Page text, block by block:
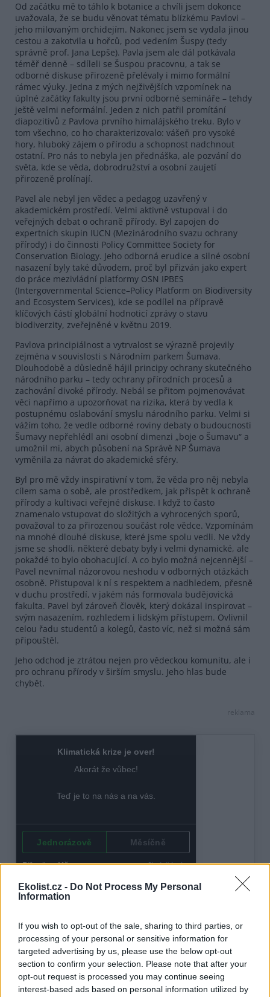
Ekolist.cz - Do Not Process My Personal
Information
If you wish to opt-out of the sale, sharing to third parties, or
processing of your personal or sensitive information for
targeted advertising by us, please use the below opt-out
section to confirm your selection. Please note that after your
opt-out request is processed you may continue seeing
interest-based ads based on personal information utilized by
Od začátku mě to táhlo k botanice a chvíli jsem dokonce
uvažovala, že se budu věnovat tématu blízkému Pavlovi –
jeho milovaným orchidejím. Nakonec jsem se vydala jinou
cestou a zakotvila u hořců, pod vedením Šuspy (tedy
správně prof. Jana Lepše). Pavla jsem ale dál potkávala
téměř denně – sdíleli se Šuspou pracovnu, a tak se
odborné diskuse přirozeně přelévaly i mimo formální
rámec výuky. Jedna z mých nejživějších vzpomínek na
úplné začátky fakulty jsou první odborné semináře – tehdy
ještě velmi neformální. Jeden z nich patřil promítání
diapozitivů z Pavlova prvního himalájského treku. Bylo v
tom všechno, co ho charakterizovalo: vášeň pro vysoké
hory, hluboký zájem o přírodu a schopnost nadchnout
ostatní. Pro nás to nebyla jen přednáška, ale pozvání do
světa, kde se věda, dobrodružství a osobní zaujetí
přirozeně prolínají.
Pavel ale nebyl jen vědec a pedagog uzavřený v
akademickém prostředí. Velmi aktivně vstupoval i do
veřejných debat o ochraně přírody. Byl zapojen do
expertních skupin IUCN (Mezinárodního svazu ochrany
přírody) i do činnosti Policy Committee Society for
Conservation Biology. Jeho odborná erudice a silné osobní
nasazení byly také důvodem, proč byl přizván jako expert
do práce mezivládní platformy OSN IPBES
(Intergovernmental Science–Policy Platform on Biodiversity
and Ecosystem Services), kde se podílel na přípravě
klíčových částí globální hodnoticí zprávy o stavu
biodiverzity, zveřejněné v květnu 2019.
Pavlova principiálnost a vytrvalost se výrazně projevily
zejména v souvislosti s Národním parkem Šumava.
Dlouhodobě a důsledně hájil principy ochrany skutečného
národního parku – tedy ochrany přírodních procesů a
zachování divoké přírody. Nebál se přitom pojmenovávat
věci napřímo a upozorňovat na rizika, která by vedla k
postupnému oslabování smyslu národního parku. Velmi si
vážím toho, že vedle odborné roviny debaty o budoucnosti
Šumavy nepřehlédl ani osobní dimenzi „boje o Šumavu“ a
umožnil mi, abych působení na Správě NP Šumava
vyměnila za návrat do akademické sféry.
Byl pro mě vždy inspirativní v tom, že věda pro něj nebyla
cílem sama o sobě, ale prostředkem, jak přispět k ochraně
přírody a kultivaci veřejné diskuse. I když to často
znamenalo vstupovat do složitých a vyhrocených sporů,
považoval to za přirozenou součást role vědce. Vzpomínám
na mnohé dlouhé diskuse, které jsme spolu vedli. Ne vždy
jsme se shodli, některé debaty byly i velmi dynamické, ale
pokaždé to bylo obohacující. A co bylo možná nejcennější –
Pavel nevnímal názorovou neshodu v odborných otázkách
osobně. Přistupoval k ní s respektem a nadhledem, přesně
v duchu prostředí, v jakém nás formovala budějovická
fakulta. Pavel byl zároveň člověk, který dokázal inspirovat –
svým nasazením, rozhledem i lidským přístupem. Ovlivnil
celou řadu studentů a kolegů, často víc, než si možná sám
připouštěl.
Jeho odchod je ztrátou nejen pro vědeckou komunitu, ale i
pro ochranu přírody v širším smyslu. Jeho hlas bude
chybět.
reklama